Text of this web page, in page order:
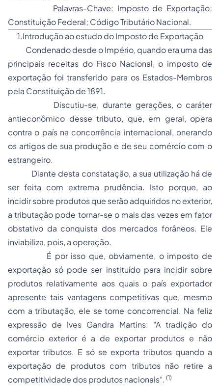
Palavras-Chave: Imposto de Exportação;
Constituição Federal; Código Tributário Nacional.
1.Introdução ao estudo do Imposto de Exportação
Condenado desde o Império, quando era uma das
principais receitas do Fisco Nacional, o imposto de
exportação foi transferido para os Estados-Membros
pela Constituição de 1891.
Discutiu-se, durante gerações, o caráter
antieconômico desse tributo, que, em geral, opera
contra o país na concorrência internacional, onerando
os artigos de sua produção e de seu comércio com o
estrangeiro.
Diante desta constatação, a sua utilização há de
ser feita com extrema prudência. Isto porque, ao
incidir sobre produtos que serão adquiridos no exterior,
a tributação pode tornar-se o mais das vezes em fator
obstativo da conquista dos mercados forâneos. Ele
inviabiliza, pois, a operação.
É por isso que, obviamente, o imposto de
exportação só pode ser instituído para incidir sobre
produtos relativamente aos quais o país exportador
apresente tais vantagens competitivas que, mesmo
com a tributação, ele se torne concorrencial. Na feliz
expressão de Ives Gandra Martins: "A tradição do
comércio exterior é a de exportar produtos e não
exportar tributos. E só se exporta tributos quando a
exportação de produtos com tributos não retire a
competitividade dos produtos nacionais". (1)